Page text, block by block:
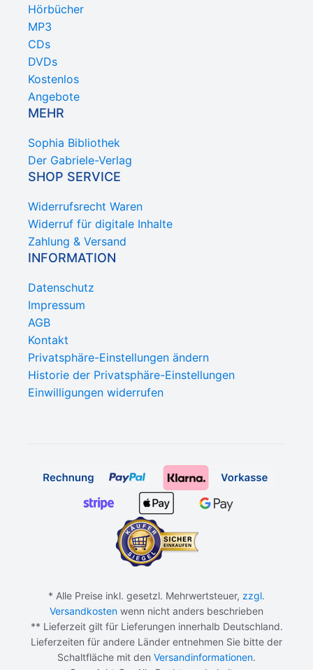
Hörbücher
MP3
CDs
DVDs
Kostenlos
Angebote
MEHR
Sophia Bibliothek
Der Gabriele-Verlag
SHOP SERVICE
Widerrufsrecht Waren
Widerruf für digitale Inhalte
Zahlung & Versand
INFORMATION
Datenschutz
Impressum
AGB
Kontakt
Privatsphäre-Einstellungen ändern
Historie der Privatsphäre-Einstellungen
Einwilligungen widerrufen
* Alle Preise inkl. gesetzl. Mehrwertsteuer, zzgl.
Versandkosten wenn nicht anders beschrieben
** Lieferzeit gilt für Lieferungen innerhalb Deutschland.
Lieferzeiten für andere Länder entnehmen Sie bitte der
Schaltfläche mit den Versandinformationen.